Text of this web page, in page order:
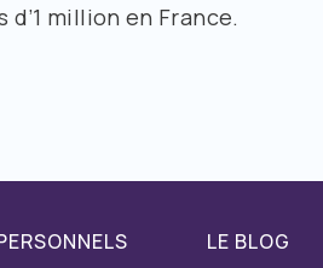
million en France.
LE BLOG